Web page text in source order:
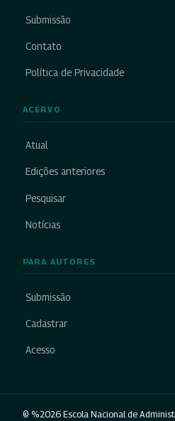
Submissão
Contato
Política de Privacidade
ACERVO
Atual
Edições anteriores
Pesquisar
Notícias
PARA AUTORES
Submissão
Cadastrar
Acesso
© %2026 Escola Nacional de